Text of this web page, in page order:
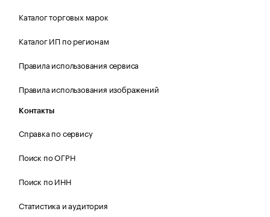
Каталог торговых марок
Каталог ИП по регионам
Правила использования сервиса
Правила использования изображений
Контакты
Справка по сервису
Поиск по ОГРН
Поиск по ИНН
Статистика и аудитория